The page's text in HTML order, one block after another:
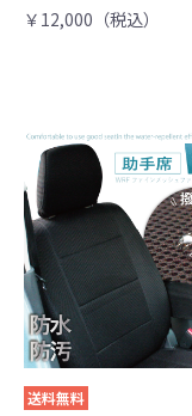
￥12,000（税込）
送料無料